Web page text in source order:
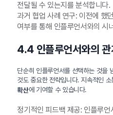
전달될 수 있는지를 분석합니다.
과거 협업 사례 연구: 이전에 했
여부를 통해 인플루언서와의 시
4.4 인플루언서와의 관
단순히 인플루언서를 선택하는 것을
것도 중요한 전략입니다. 지속적인
확산에 기여할 수 있습니다.
정기적인 피드백 제공: 인플루